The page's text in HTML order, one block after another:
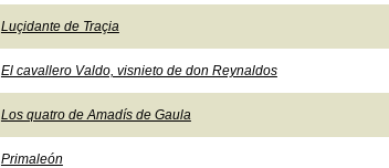
Luçidante de Traçia
El cavallero Valdo, visnieto de don Reynaldos
Los quatro de Amadís de Gaula
Primaleón